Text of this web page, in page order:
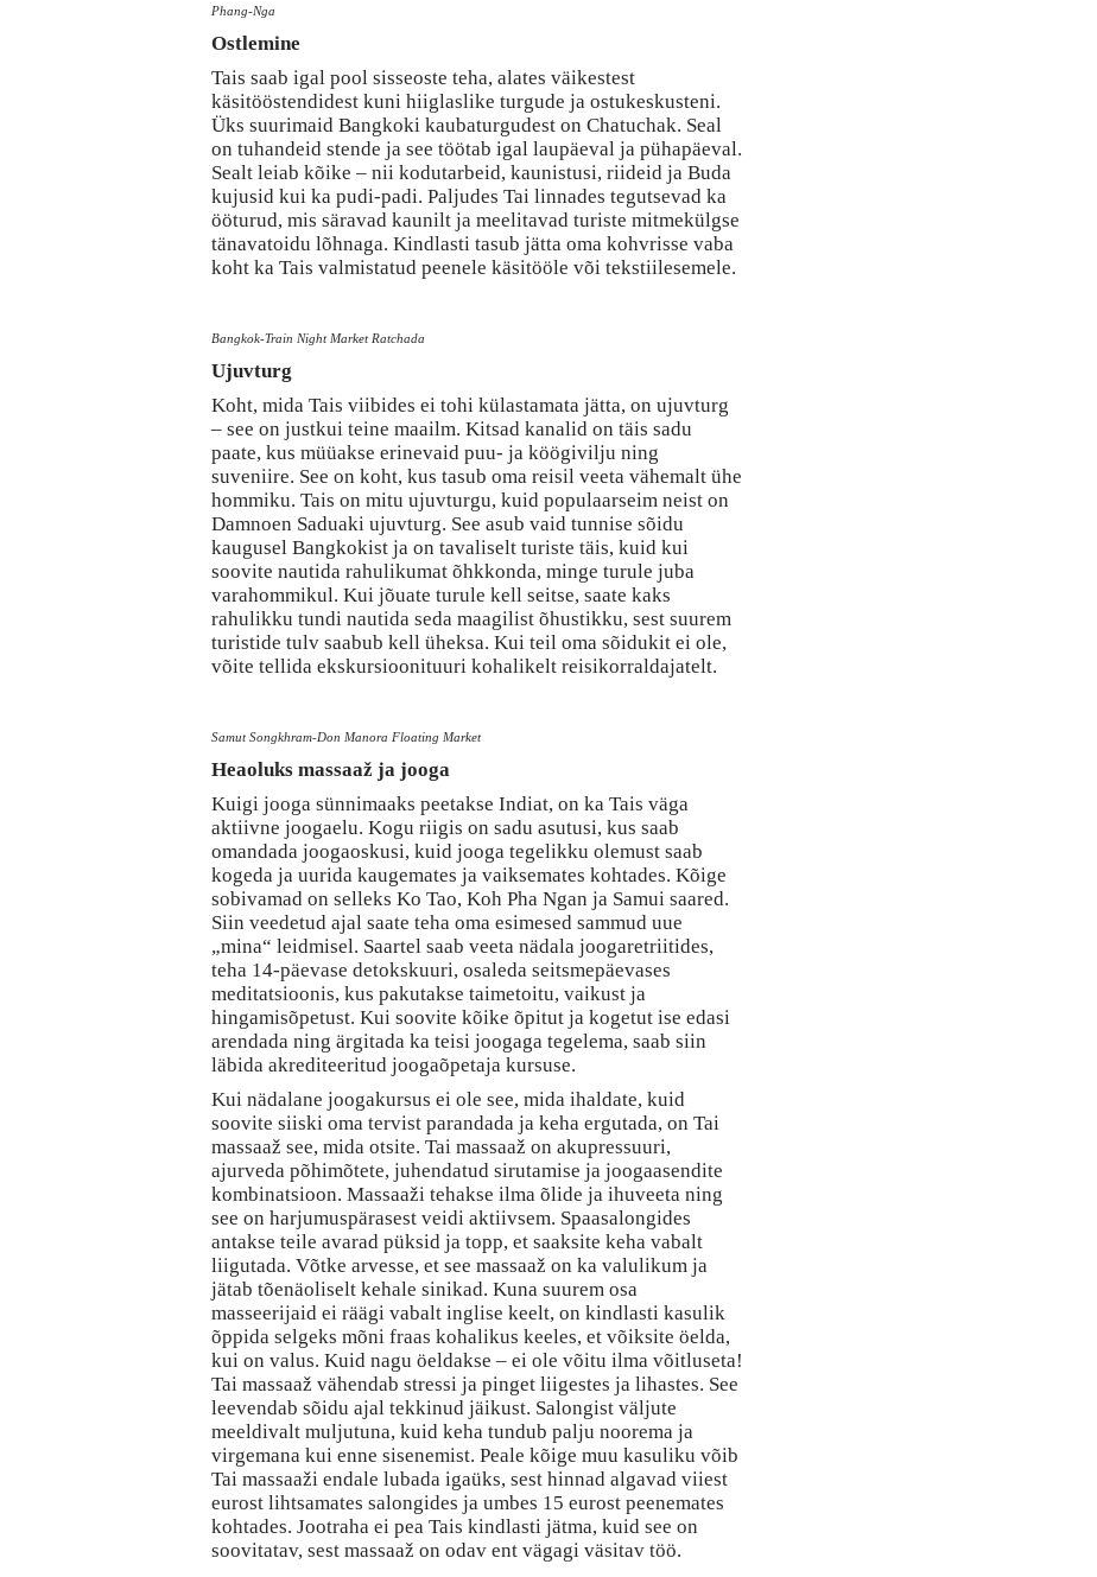
Phang-Nga
Ostlemine
Tais saab igal pool sisseoste teha, alates väikestest
käsitööstendidest kuni hiiglaslike turgude ja ostukeskusteni.
Üks suurimaid Bangkoki kaubaturgudest on Chatuchak. Seal
on tuhandeid stende ja see töötab igal laupäeval ja pühapäeval.
Sealt leiab kõike – nii kodutarbeid, kaunistusi, riideid ja Buda
kujusid kui ka pudi-padi. Paljudes Tai linnades tegutsevad ka
ööturud, mis säravad kaunilt ja meelitavad turiste mitmekülgse
tänavatoidu lõhnaga. Kindlasti tasub jätta oma kohvrisse vaba
koht ka Tais valmistatud peenele käsitööle või tekstiilesemele.
Bangkok-Train Night Market Ratchada
Ujuvturg
Koht, mida Tais viibides ei tohi külastamata jätta, on ujuvturg
– see on justkui teine maailm. Kitsad kanalid on täis sadu
paate, kus müüakse erinevaid puu- ja köögivilju ning
suveniire. See on koht, kus tasub oma reisil veeta vähemalt ühe
hommiku. Tais on mitu ujuvturgu, kuid populaarseim neist on
Damnoen Saduaki ujuvturg. See asub vaid tunnise sõidu
kaugusel Bangkokist ja on tavaliselt turiste täis, kuid kui
soovite nautida rahulikumat õhkkonda, minge turule juba
varahommikul. Kui jõuate turule kell seitse, saate kaks
rahulikku tundi nautida seda maagilist õhustikku, sest suurem
turistide tulv saabub kell üheksa. Kui teil oma sõidukit ei ole,
võite tellida ekskursioonituuri kohalikelt reisikorraldajatelt.
Samut Songkhram-Don Manora Floating Market
Heaoluks massaaž ja jooga
Kuigi jooga sünnimaaks peetakse Indiat, on ka Tais väga
aktiivne joogaelu. Kogu riigis on sadu asutusi, kus saab
omandada joogaoskusi, kuid jooga tegelikku olemust saab
kogeda ja uurida kaugemates ja vaiksemates kohtades. Kõige
sobivamad on selleks Ko Tao, Koh Pha Ngan ja Samui saared.
Siin veedetud ajal saate teha oma esimesed sammud uue
„mina“ leidmisel. Saartel saab veeta nädala joogaretriitides,
teha 14-päevase detokskuuri, osaleda seitsmepäevases
meditatsioonis, kus pakutakse taimetoitu, vaikust ja
hingamisõpetust. Kui soovite kõike õpitut ja kogetut ise edasi
arendada ning ärgitada ka teisi joogaga tegelema, saab siin
läbida akrediteeritud joogaõpetaja kursuse.
Kui nädalane joogakursus ei ole see, mida ihaldate, kuid
soovite siiski oma tervist parandada ja keha ergutada, on Tai
massaaž see, mida otsite. Tai massaaž on akupressuuri,
ajurveda põhimõtete, juhendatud sirutamise ja joogaasendite
kombinatsioon. Massaaži tehakse ilma õlide ja ihuveeta ning
see on harjumuspärasest veidi aktiivsem. Spaasalongides
antakse teile avarad püksid ja topp, et saaksite keha vabalt
liigutada. Võtke arvesse, et see massaaž on ka valulikum ja
jätab tõenäoliselt kehale sinikad. Kuna suurem osa
masseerijaid ei räägi vabalt inglise keelt, on kindlasti kasulik
õppida selgeks mõni fraas kohalikus keeles, et võiksite öelda,
kui on valus. Kuid nagu öeldakse – ei ole võitu ilma võitluseta!
Tai massaaž vähendab stressi ja pinget liigestes ja lihastes. See
leevendab sõidu ajal tekkinud jäikust. Salongist väljute
meeldivalt muljutuna, kuid keha tundub palju noorema ja
virgemana kui enne sisenemist. Peale kõige muu kasuliku võib
Tai massaaži endale lubada igaüks, sest hinnad algavad viiest
eurost lihtsamates salongides ja umbes 15 eurost peenemates
kohtades. Jootraha ei pea Tais kindlasti jätma, kuid see on
soovitatav, sest massaaž on odav ent vägagi väsitav töö.